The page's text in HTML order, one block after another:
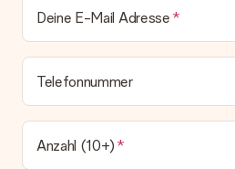
Deine E-Mail Adresse
Telefonnummer
Anzahl (10+)